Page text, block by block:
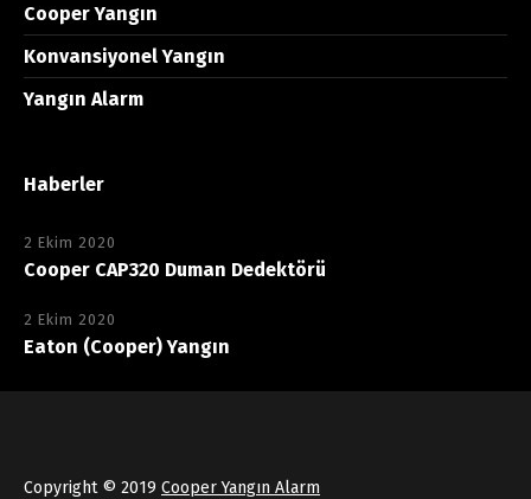
Cooper Yangın
Konvansiyonel Yangın
Yangın Alarm
Haberler
2 Ekim 2020
Cooper CAP320 Duman Dedektörü
2 Ekim 2020
Eaton (Cooper) Yangın
Copyright © 2019 Cooper Yangın Alarm